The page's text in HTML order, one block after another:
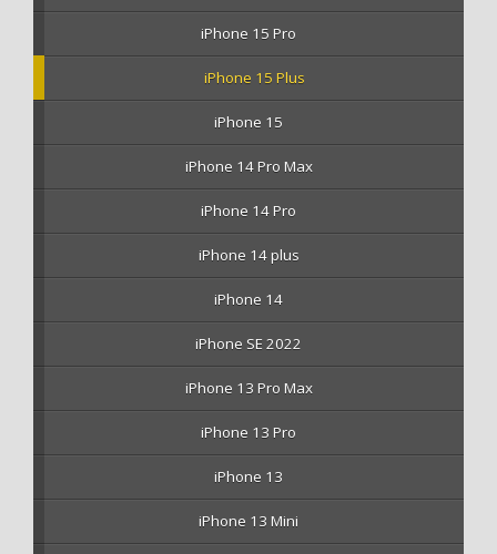
iPhone 15 Pro
iPhone 15 Plus
iPhone 15
iPhone 14 Pro Max
iPhone 14 Pro
iPhone 14 plus
iPhone 14
iPhone SE 2022
iPhone 13 Pro Max
iPhone 13 Pro
iPhone 13
iPhone 13 Mini